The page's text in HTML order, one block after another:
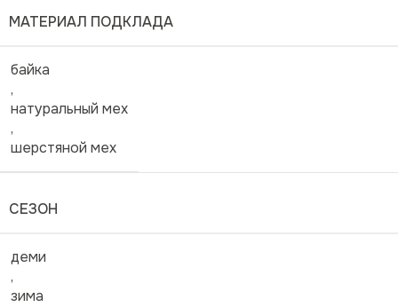
МАТЕРИАЛ ПОДКЛАДА
байка
,
натуральный мех
,
шерстяной мех
СЕЗОН
деми
,
зима